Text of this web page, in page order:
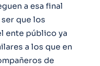
a esa final
que los
ente público ya
a los que en
de